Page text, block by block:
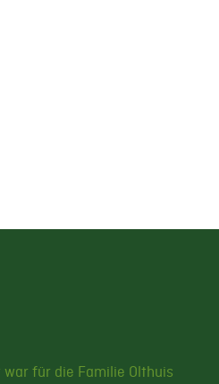
für die Familie Olthuis